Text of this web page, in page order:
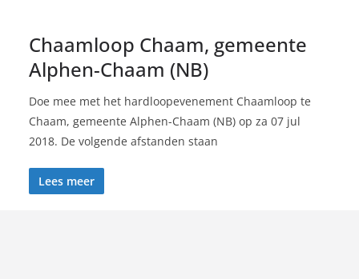
Chaamloop Chaam, gemeente
Alphen-Chaam (NB)
Doe mee met het hardloopevenement Chaamloop te
Chaam, gemeente Alphen-Chaam (NB) op za 07 jul
2018. De volgende afstanden staan
Lees meer